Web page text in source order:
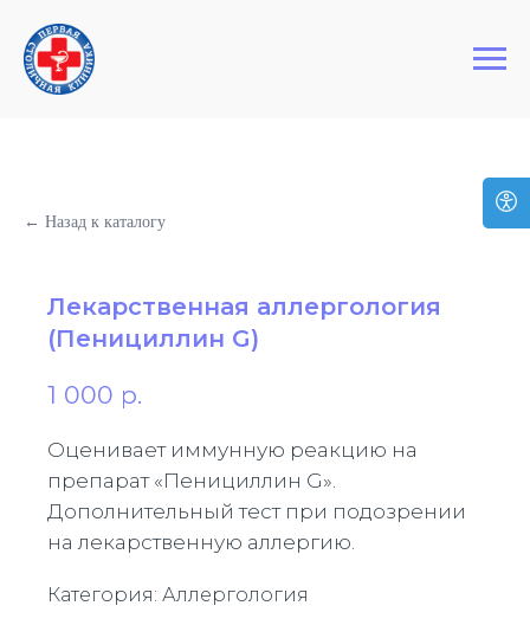
Первая Столичная Клиника
← Назад к каталогу
Лекарственная аллергология
(Пенициллин G)
1 000 р.
Оценивает иммунную реакцию на
препарат «Пенициллин G».
Дополнительный тест при подозрении
на лекарственную аллергию.
Категория: Аллергология